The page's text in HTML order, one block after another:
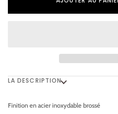
LA DESCRIPTION
Finition en acier inoxydable brossé